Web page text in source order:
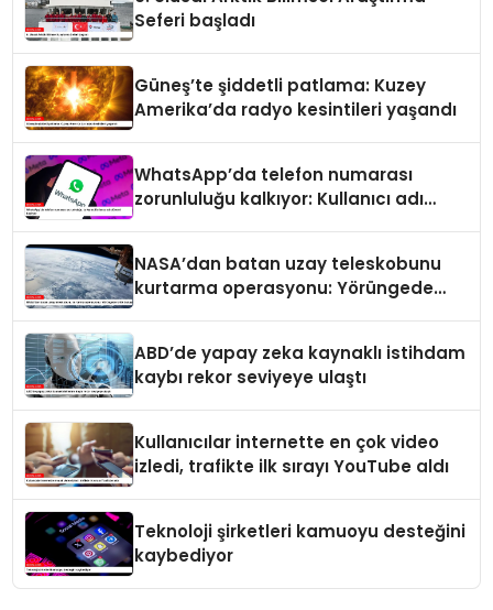
Seferi başladı
Güneş’te şiddetli patlama: Kuzey
Amerika’da radyo kesintileri yaşandı
WhatsApp’da telefon numarası
zorunluluğu kalkıyor: Kullanıcı adı
NASA’dan batan uzay teleskobunu
kurtarma operasyonu: Yörüngede
ABD’de yapay zeka kaynaklı istihdam
kaybı rekor seviyeye ulaştı
Kullanıcılar internette en çok video
izledi, trafikte ilk sırayı YouTube aldı
Teknoloji şirketleri kamuoyu desteğini
kaybediyor